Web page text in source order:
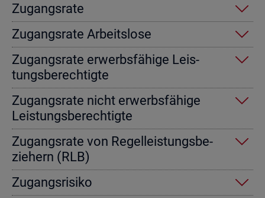
Zu­gangs­ra­te
Zu­gangs­ra­te Ar­beits­lo­se
Zu­gangs­ra­te er­werbs­fä­hi­ge Leis­
tungs­be­rech­tig­te
Zu­gangs­ra­te nicht er­werbs­fä­hi­ge
Leis­tungs­be­rech­tig­te
Zu­gangs­ra­te von Re­gel­leis­tungs­be­
zie­hern (RLB)
Zu­gangs­ri­si­ko